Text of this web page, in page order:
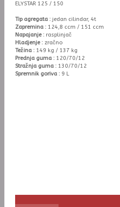
ELYSTAR 125 / 150
Tip agregata :jedan cilindar, 4t
Zapremina :124,8 ccm / 151 ccm
Napajanje :rasplinjač
Hladjenje :zračno
Težina :149 kg / 137 kg
Prednja guma :120/70/12
Stražnja guma :130/70/12
Spremnik goriva :9 L